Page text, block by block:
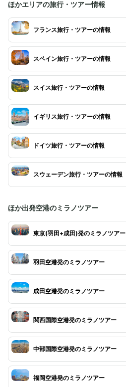
ほかエリアの旅行・ツアー情報
フランス旅行・ツアーの情報
スペイン旅行・ツアーの情報
スイス旅行・ツアーの情報
イギリス旅行・ツアーの情報
ドイツ旅行・ツアーの情報
スウェーデン旅行・ツアーの情報
ほか出発空港のミラノツアー
東京(羽田+成田)発のミラノツアー
羽田空港発のミラノツアー
成田空港発のミラノツアー
関西国際空港発のミラノツアー
中部国際空港発のミラノツアー
福岡空港発のミラノツアー